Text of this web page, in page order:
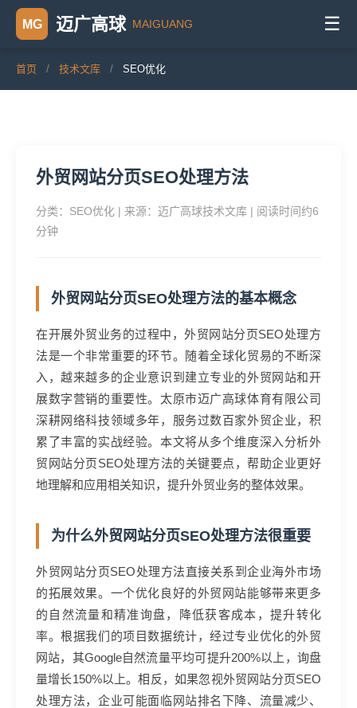
MG 迈广高球 MAIGUANG ☰
首页 / 技术文库 / SEO优化
外贸网站分页SEO处理方法
分类：SEO优化 | 来源：迈广高球技术文库 | 阅读时间约6
分钟
外贸网站分页SEO处理方法的基本概念
在开展外贸业务的过程中，外贸网站分页SEO处理方
法是一个非常重要的环节。随着全球化贸易的不断深
入，越来越多的企业意识到建立专业的外贸网站和开
展数字营销的重要性。太原市迈广高球体育有限公司
深耕网络科技领域多年，服务过数百家外贸企业，积
累了丰富的实战经验。本文将从多个维度深入分析外
贸网站分页SEO处理方法的关键要点，帮助企业更好
地理解和应用相关知识，提升外贸业务的整体效果。
为什么外贸网站分页SEO处理方法很重要
外贸网站分页SEO处理方法直接关系到企业海外市场
的拓展效果。一个优化良好的外贸网站能够带来更多
的自然流量和精准询盘，降低获客成本，提升转化
率。根据我们的项目数据统计，经过专业优化的外贸
网站，其Google自然流量平均可提升200%以上，询盘
量增长150%以上。相反，如果忽视外贸网站分页SEO
处理方法，企业可能面临网站排名下降、流量减少、